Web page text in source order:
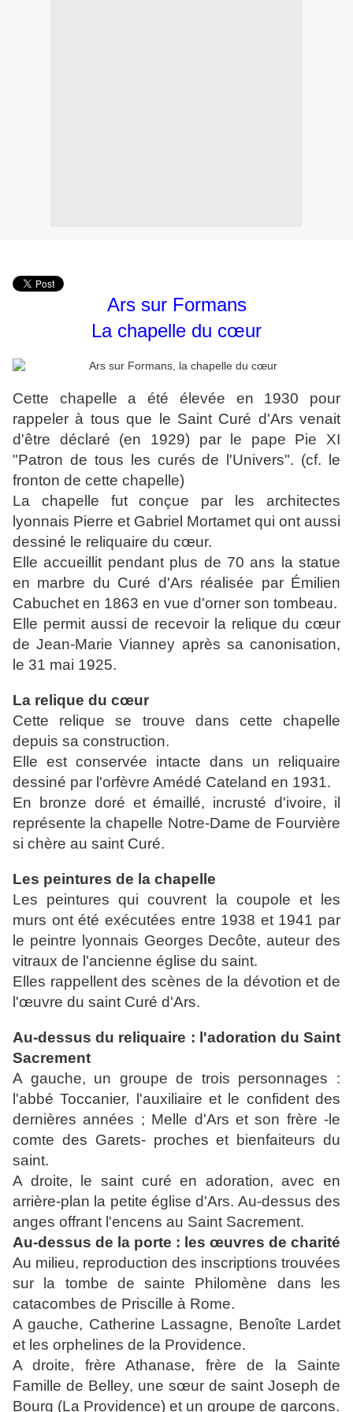
Ars sur Formans
La chapelle du cœur
Cette chapelle a été élevée en 1930 pour
rappeler à tous que le Saint Curé d'Ars venait
d'être déclaré (en 1929) par le pape Pie XI
"Patron de tous les curés de l'Univers". (cf. le
fronton de cette chapelle)
La chapelle fut conçue par les architectes
lyonnais Pierre et Gabriel Mortamet qui ont aussi
dessiné le reliquaire du cœur.
Elle accueillit pendant plus de 70 ans la statue
en marbre du Curé d'Ars réalisée par Émilien
Cabuchet en 1863 en vue d'orner son tombeau.
Elle permit aussi de recevoir la relique du cœur
de Jean-Marie Vianney après sa canonisation,
le 31 mai 1925.
La relique du cœur
Cette relique se trouve dans cette chapelle
depuis sa construction.
Elle est conservée intacte dans un reliquaire
dessiné par l'orfèvre Amédé Cateland en 1931.
En bronze doré et émaillé, incrusté d'ivoire, il
représente la chapelle Notre-Dame de Fourvière
si chère au saint Curé.
Les peintures de la chapelle
Les peintures qui couvrent la coupole et les
murs ont été exécutées entre 1938 et 1941 par
le peintre lyonnais Georges Decôte, auteur des
vitraux de l'ancienne église du saint.
Elles rappellent des scènes de la dévotion et de
l'œuvre du saint Curé d'Ars.
Au-dessus du reliquaire : l'adoration du Saint
Sacrement
A gauche, un groupe de trois personnages :
l'abbé Toccanier, l'auxiliaire et le confident des
dernières années ; Melle d'Ars et son frère -le
comte des Garets- proches et bienfaiteurs du
saint.
A droite, le saint curé en adoration, avec en
arrière-plan la petite église d'Ars. Au-dessus des
anges offrant l'encens au Saint Sacrement.
Au-dessus de la porte : les œuvres de charité
Au milieu, reproduction des inscriptions trouvées
sur la tombe de sainte Philomène dans les
catacombes de Priscille à Rome.
A gauche, Catherine Lassagne, Benoîte Lardet
et les orphelines de la Providence.
A droite, frère Athanase, frère de la Sainte
Famille de Belley, une sœur de saint Joseph de
Bourg (La Providence) et un groupe de garçons.